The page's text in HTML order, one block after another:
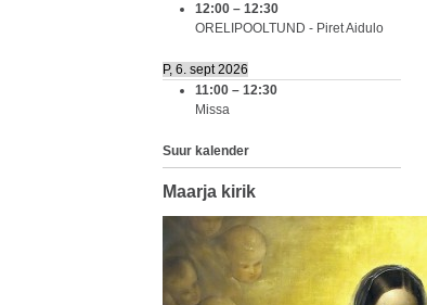
12:00 – 12:30
ORELIPOOLTUND - Piret Aidulo
P, 6. sept 2026
11:00 – 12:30
Missa
Suur kalender
Maarja kirik